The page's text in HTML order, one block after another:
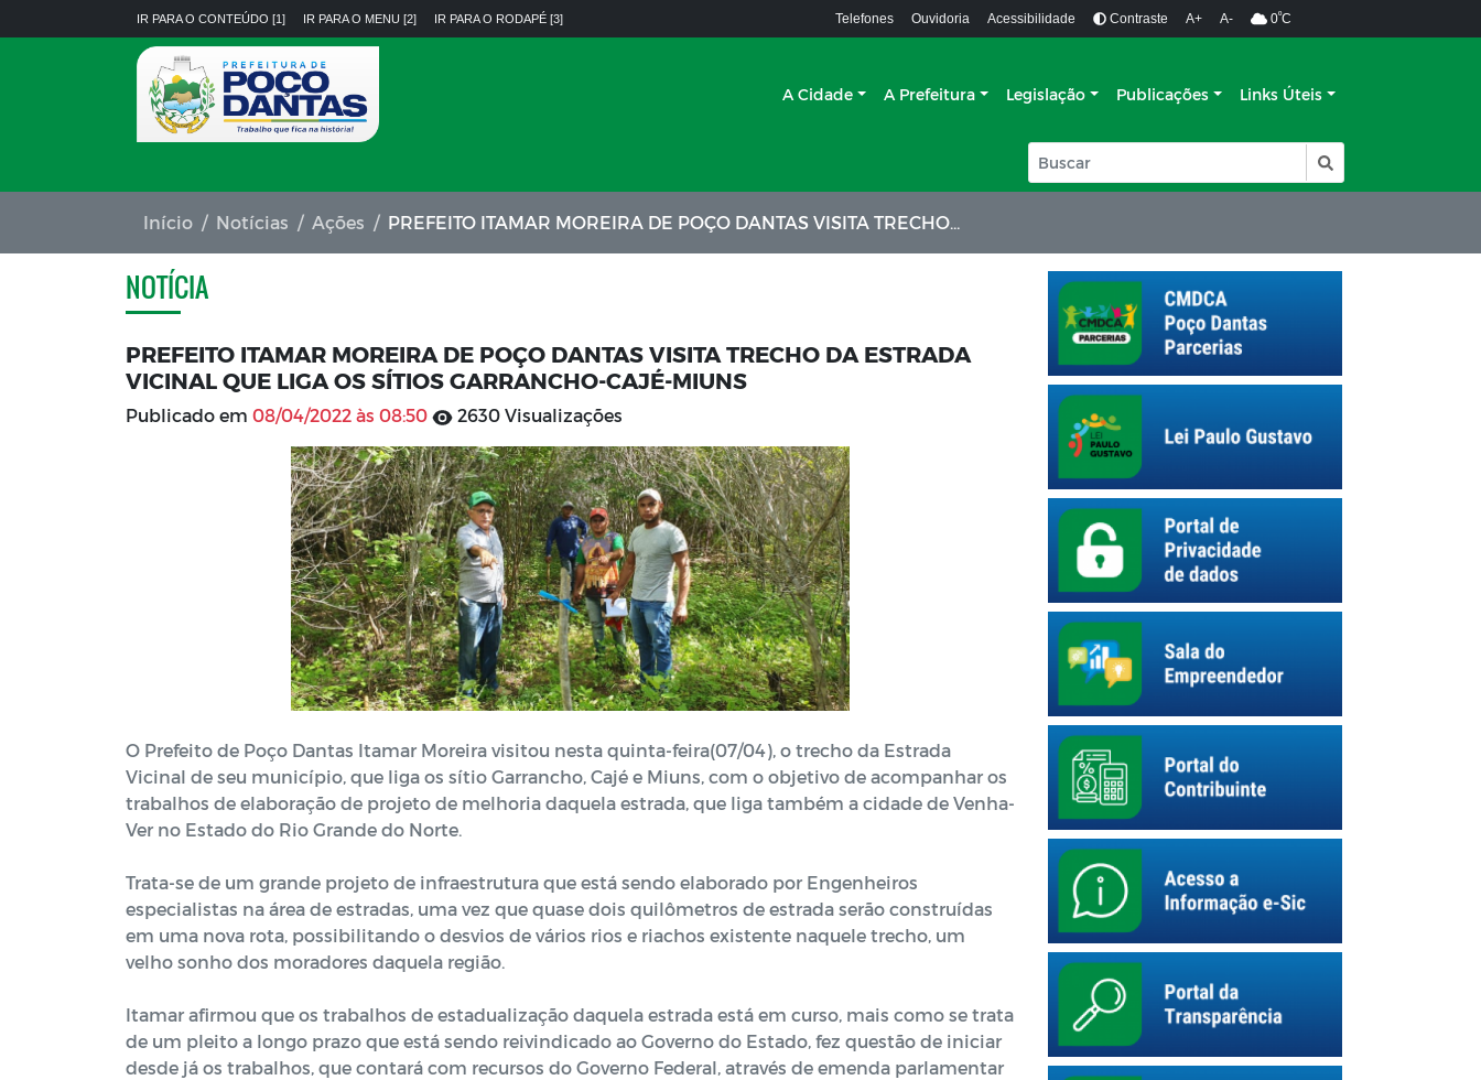
IR PARA O CONTEÚDO [1] IR PARA O MENU [2] IR PARA O RODAPÉ [3] Telefones Ouvidoria Acessibilidade Contraste A+ A- 0ºC
A Cidade A Prefeitura Legislação Publicações Links Úteis
Início Notícias Ações PREFEITO ITAMAR MOREIRA DE POÇO DANTAS VISITA TRECHO DA ESTRADA VICINAL QUE LIGA OS SÍTIOS GARRANCHO-CAJÉ-MIUNS
NOTÍCIA
PREFEITO ITAMAR MOREIRA DE POÇO DANTAS VISITA TRECHO DA ESTRADA
VICINAL QUE LIGA OS SÍTIOS GARRANCHO-CAJÉ-MIUNS
Publicado em 08/04/2022 às 08:50 2630 Visualizações
O Prefeito de Poço Dantas Itamar Moreira visitou nesta quinta-feira(07/04), o trecho da Estrada
Vicinal de seu município, que liga os sítio Garrancho, Cajé e Miuns, com o objetivo de acompanhar os
trabalhos de elaboração de projeto de melhoria daquela estrada, que liga também a cidade de Venha-
Ver no Estado do Rio Grande do Norte.
Trata-se de um grande projeto de infraestrutura que está sendo elaborado por Engenheiros
especialistas na área de estradas, uma vez que quase dois quilômetros de estrada serão construídas
em uma nova rota, possibilitando o desvios de vários rios e riachos existente naquele trecho, um
velho sonho dos moradores daquela região.
Itamar afirmou que os trabalhos de estadualização daquela estrada está em curso, mais como se trata
de um pleito a longo prazo que está sendo reivindicado ao Governo do Estado, fez questão de iniciar
desde já os trabalhos, que contará com recursos do Governo Federal, através de emenda parlamentar